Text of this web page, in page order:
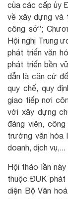
của các cấp ủy
về xây dựng và
công sở”;
Hội nghị Trung
phát triển văn
phát triển bền
dẫn là căn cứ
quy chế, quy
giao tiếp nơi
với xây dựng
đảng viên,
trường văn hóa
doanh, dịch vụ,...
Hội thảo lần
thuộc ĐUK phát
diện Bộ Văn